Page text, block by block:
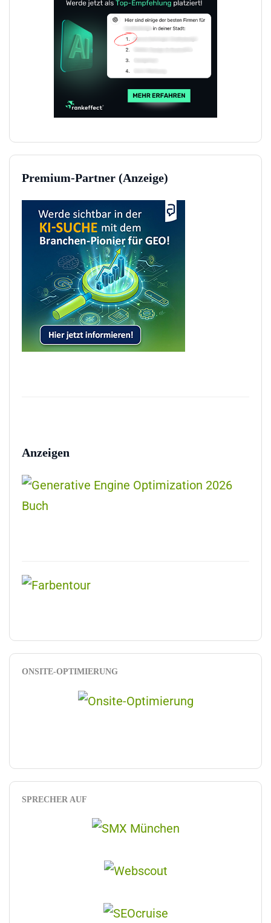
Premium-Partner (Anzeige)
Anzeigen
ONSITE-OPTIMIERUNG
SPRECHER AUF